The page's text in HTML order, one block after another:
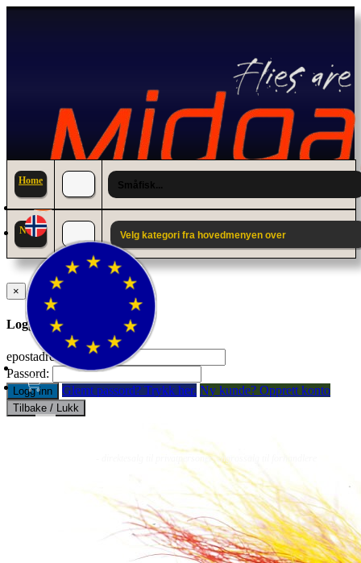
Fluebinding Kurs & Guiding
- direktesalg til privatpersoner, engrossalg til forhandlere
Home Småfisk...
News Velg kategori fra hovedmenyen over
×
Logg inn til din konto.
epostadresse:
Passord:
Logg inn Glemt passord? Trykk her. Ny kunde? Opprett konto
Tilbake / Lukk